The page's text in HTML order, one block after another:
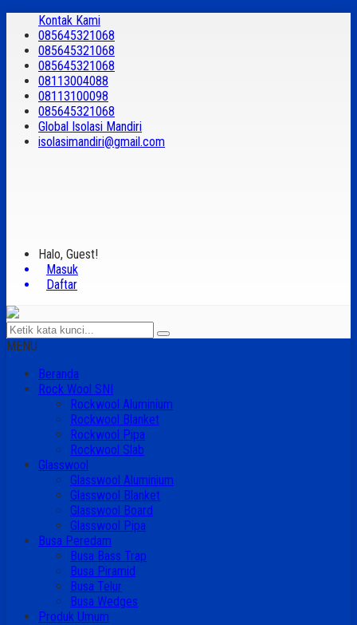
Kontak Kami
085645321068
085645321068
085645321068
08113004088
08113100098
085645321068
Global Isolasi Mandiri
isolasimandiri@gmail.com
Halo, Guest!
Masuk
Daftar
MENU
Beranda
Rock Wool SNI
Rockwool Aluminium
Rockwool Blanket
Rockwool Pipa
Rockwool Slab
Glasswool
Glasswool Aluminium
Glasswool Blanket
Glasswool Board
Glasswool Pipa
Busa Peredam
Busa Bass Trap
Busa Piramid
Busa Telur
Busa Wedges
Produk Umum